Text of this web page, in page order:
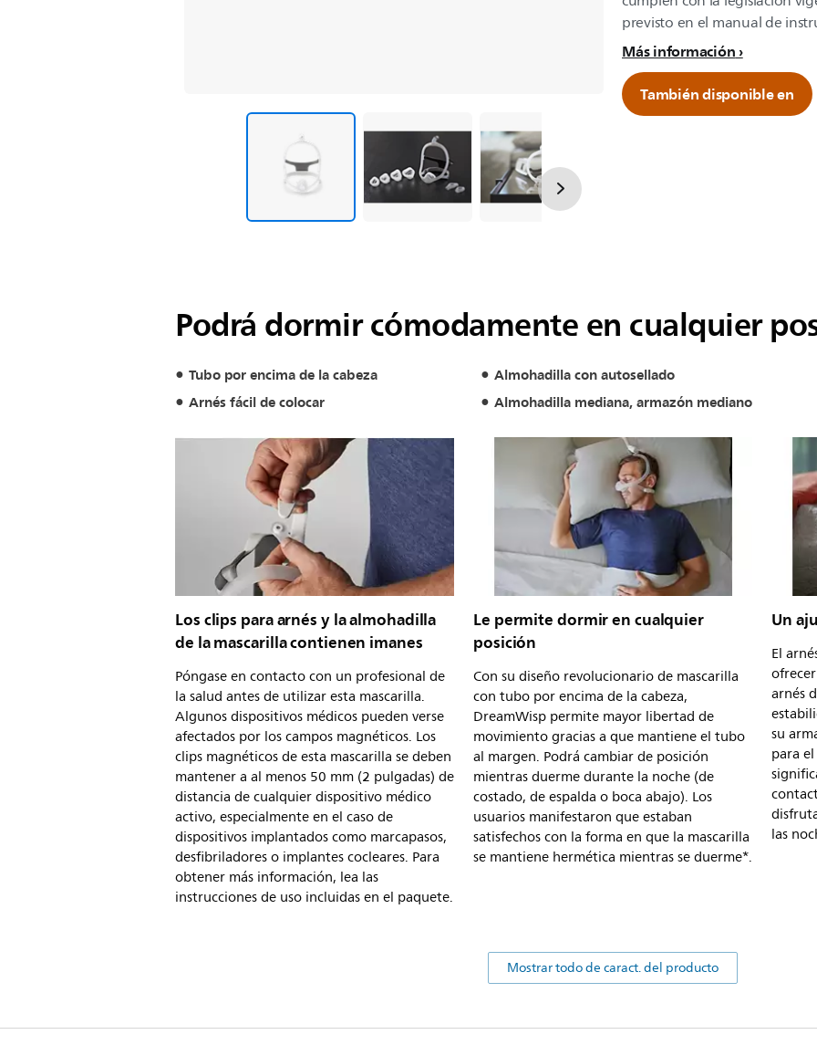
previsto en el manual de
Más información
También disponible en
Podrá dormir cómodamente en cualquier
Tubo por encima de la cabeza
Almohadilla con autosellado
Arnés fácil de colocar
Almohadilla mediana, armazón mediano
Los clips para arnés y la almohadilla
de la mascarilla contienen imanes
Póngase en contacto con un profesional de
la salud antes de utilizar esta mascarilla.
Algunos dispositivos médicos pueden verse
afectados por los campos magnéticos. Los
clips magnéticos de esta mascarilla se deben
mantener a al menos 50 mm (2 pulgadas) de
distancia de cualquier dispositivo médico
activo, especialmente en el caso de
dispositivos implantados como marcapasos,
desfibriladores o implantes cocleares. Para
obtener más información, lea las
instrucciones de uso incluidas en el paquete.
Le permite dormir en cualquier
posición
Con su diseño revolucionario de mascarilla
con tubo por encima de la cabeza,
DreamWisp permite mayor libertad de
movimiento gracias a que mantiene el tubo
al margen. Podrá cambiar de posición
mientras duerme durante la noche (de
costado, de espalda o boca abajo). Los
usuarios manifestaron que estaban
satisfechos con la forma en que la mascarilla
se mantiene hermética mientras se duerme*.
Un
El
arnés
su
para
las
Mostrar todo de caract. del producto